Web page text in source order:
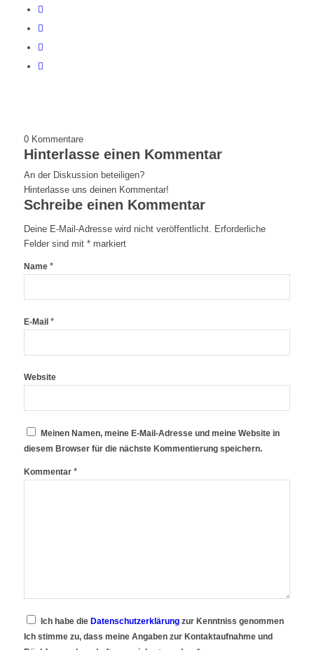
0 Kommentare
Hinterlasse einen Kommentar
An der Diskussion beteiligen?
Hinterlasse uns deinen Kommentar!
Schreibe einen Kommentar
Deine E-Mail-Adresse wird nicht veröffentlicht. Erforderliche
Felder sind mit *markiert
Name *
E-Mail *
Website
Meinen Namen, meine E-Mail-Adresse und meine Website in
diesem Browser für die nächste Kommentierung speichern.
Kommentar *
Ich habe die Datenschutzerklärungzur Kenntniss genommen
Ich stimme zu, dass meine Angaben zur Kontaktaufnahme und